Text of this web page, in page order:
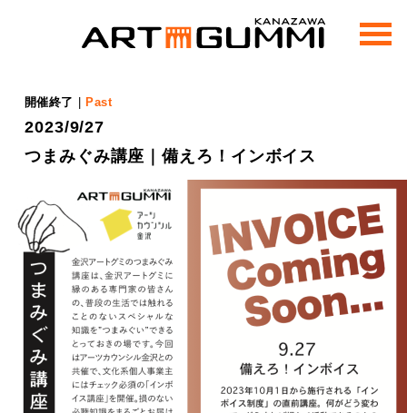
m
e
開催終了 Past
2023/9/27
つまみぐみ講座｜備えろ！インボイス